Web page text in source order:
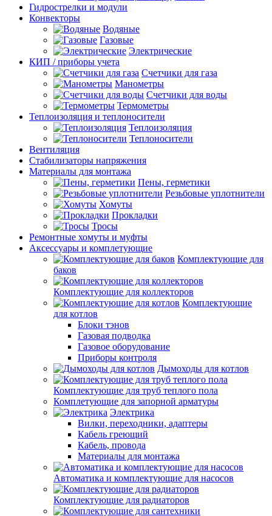
Гидрострелки и модули
Конвекторы
Водяные
Газовые
Электрические
КИП / приборы учета
Счетчики для газа
Манометры
Счетчики для воды
Термометры
Теплоизоляция и теплоносители
Теплоизоляция
Теплоносители
Вентиляция
Стабилизаторы напряжения
Материалы для монтажа
Пены, герметики
Резьбовые уплотнители
Хомуты
Прокладки
Тросы
Ремонтные хомуты и муфты
Аксессуары и комплетующие
Комплектующие для
баков
Комплектующие для коллекторов
Комплектующие
для котлов
Блоки тэнов
Газовая подводка
Газовое оборудование
Приборы контроля
Дымоходы для котлов
Комплектующие для труб теплого пола
Комплетующие для запорной арматуры
Электрика
Вилки, переходники, адаптеры
Кабель греющий
Кабель, провода
Материалы для монтажа
Автоматика и комплектующие для насосов
Комплектующие для радиаторов